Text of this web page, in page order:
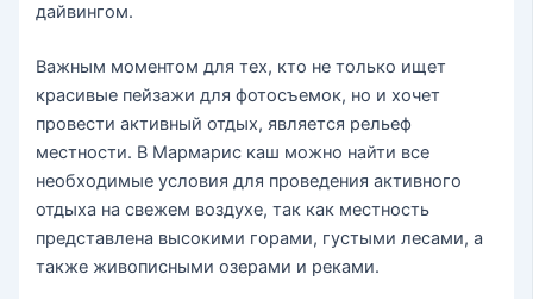
дайвингом.
Важным моментом для тех, кто не только ищет
красивые пейзажи для фотосъемок, но и хочет
провести активный отдых, является рельеф
местности. В Мармарис каш можно найти все
необходимые условия для проведения активного
отдыха на свежем воздухе, так как местность
представлена высокими горами, густыми лесами, а
также живописными озерами и реками.